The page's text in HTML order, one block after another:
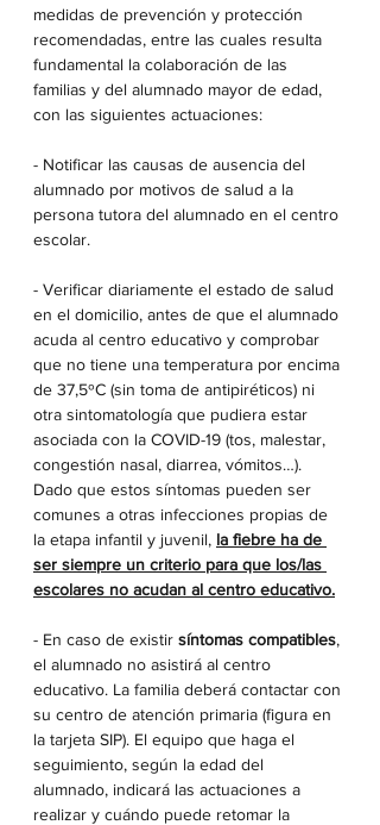
medidas de prevención y protección
recomendadas, entre las cuales resulta
fundamental la colaboración de las
familias y del alumnado mayor de edad,
con las siguientes actuaciones:
- Notificar las causas de ausencia del
alumnado por motivos de salud a la
persona tutora del alumnado en el centro
escolar.
- Verificar diariamente el estado de salud
en el domicilio, antes de que el alumnado
acuda al centro educativo y comprobar
que no tiene una temperatura por encima
de 37,5ºC (sin toma de antipiréticos) ni
otra sintomatología que pudiera estar
asociada con la COVID-19 (tos, malestar,
congestión nasal, diarrea, vómitos…).
Dado que estos síntomas pueden ser
comunes a otras infecciones propias de
la etapa infantil y juvenil, la fiebre ha de
ser siempre un criterio para que los/las
escolares no acudan al centro educativo.
- En caso de existir síntomas compatibles,
el alumnado no asistirá al centro
educativo. La familia deberá contactar con
su centro de atención primaria (figura en
la tarjeta SIP). El equipo que haga el
seguimiento, según la edad del
alumnado, indicará las actuaciones a
realizar y cuándo puede retomar la